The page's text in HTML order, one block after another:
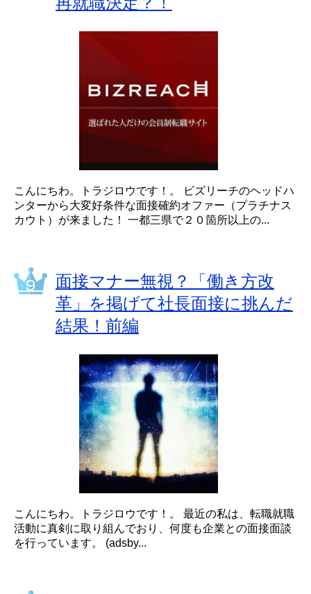
こんにちわ。トラジロウです！。 ビズリーチのヘッドハ
ンターから大変好条件な面接確約オファー（プラチナス
カウト）が来ました！ 一都三県で２０箇所以上の...
面接マナー無視？「働き方改
革」を掲げて社長面接に挑んだ
結果！前編
こんにちわ。トラジロウです！。 最近の私は、転職就職
活動に真剣に取り組んでおり、何度も企業との面接面談
を行っています。 (adsby...